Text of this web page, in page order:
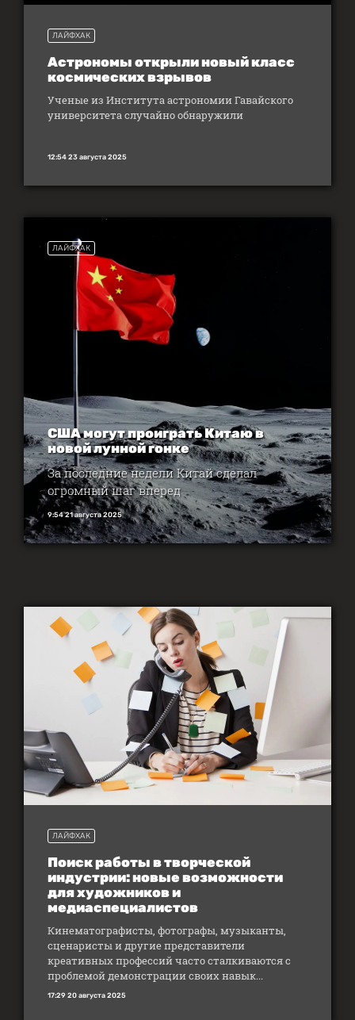
ЛАЙФХАК
Астрономы открыли новый класс
космических взрывов
Ученые из Института астрономии Гавайского
университета случайно обнаружили
12:54 23 августа 2025
ЛАЙФХАК
США могут проиграть Китаю в
новой лунной гонке‍
За последние недели Китай сделал
огромный шаг вперед
9:54 21 августа 2025
ЛАЙФХАК
Поиск работы в творческой
индустрии: новые возможности
для художников и
медиаспециалистов
Кинематографисты, фотографы, музыканты,
сценаристы и другие представители
креативных профессий часто сталкиваются с
проблемой демонстрации своих навык...
17:29 20 августа 2025